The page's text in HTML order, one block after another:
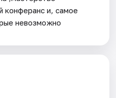
конферанс и, самое
невозможно